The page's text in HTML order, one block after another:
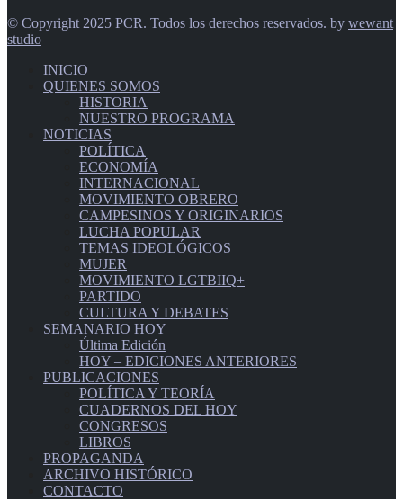
© Copyright 2025 PCR. Todos los derechos reservados. by wewant
studio
INICIO
QUIENES SOMOS
HISTORIA
NUESTRO PROGRAMA
NOTICIAS
POLÍTICA
ECONOMÍA
INTERNACIONAL
MOVIMIENTO OBRERO
CAMPESINOS Y ORIGINARIOS
LUCHA POPULAR
TEMAS IDEOLÓGICOS
MUJER
MOVIMIENTO LGTBIIQ+
PARTIDO
CULTURA Y DEBATES
SEMANARIO HOY
Última Edición
HOY – EDICIONES ANTERIORES
PUBLICACIONES
POLÍTICA Y TEORÍA
CUADERNOS DEL HOY
CONGRESOS
LIBROS
PROPAGANDA
ARCHIVO HISTÓRICO
CONTACTO